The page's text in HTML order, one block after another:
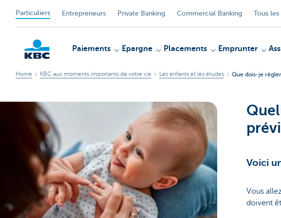
Particuliers Entrepreneurs Private Banking Commercial Banking Tous
Particulieren
Paiements Epargne Placements Emprunter
Home KBC aux moments importants de votre vie Les enfants et les études Que dois-je
Voici
Vous
doivent